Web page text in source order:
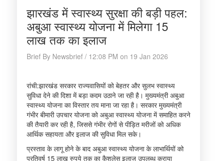
झारखंड में स्वास्थ्य सुरक्षा की बड़ी पहल:
अबुआ स्वास्थ्य योजना में मिलेगा 15
लाख तक का इलाज
Brief By Newsbrief / 12:08 PM on 19 Jan 2026
रांची:झारखंड सरकार राज्यवासियों को बेहतर और सुलभ स्वास्थ्य
सुविधा देने की दिशा में बड़ा कदम उठाने जा रही है। मुख्यमंत्री अबुआ
स्वास्थ्य योजना का विस्तार तय माना जा रहा है। सरकार मुख्यमंत्री
गंभीर बीमारी उपचार योजना को अबुआ स्वास्थ्य योजना में समाहित करने
की तैयारी कर रही है, जिससे गंभीर रोगों से पीड़ित मरीजों को अधिक
आर्थिक सहायता और इलाज की सुविधा मिल सके।
प्रस्ताव के लागू होने के बाद अबुआ स्वास्थ्य योजना के लाभार्थियों को
प्रतिवर्ष 15 लाख रुपये तक का कैशलेस इलाज उपलब्ध कराया